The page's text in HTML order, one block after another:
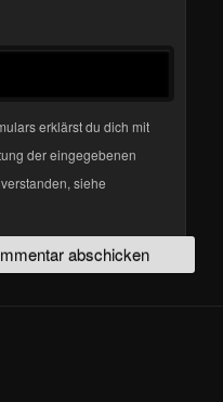
erklärst du dich mit
der eingegebenen
siehe